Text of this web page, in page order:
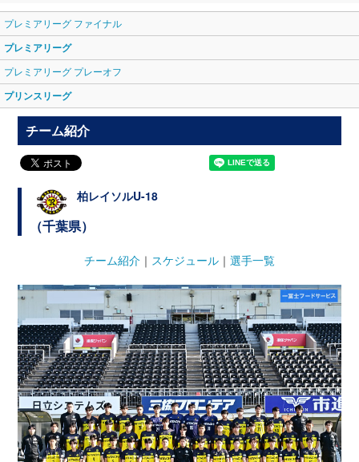
プレミアリーグ ファイナル
プレミアリーグ
プレミアリーグ プレーオフ
プリンスリーグ
チーム紹介
柏レイソルU-18
（千葉県）
チーム紹介 ｜ スケジュール ｜ 選手一覧